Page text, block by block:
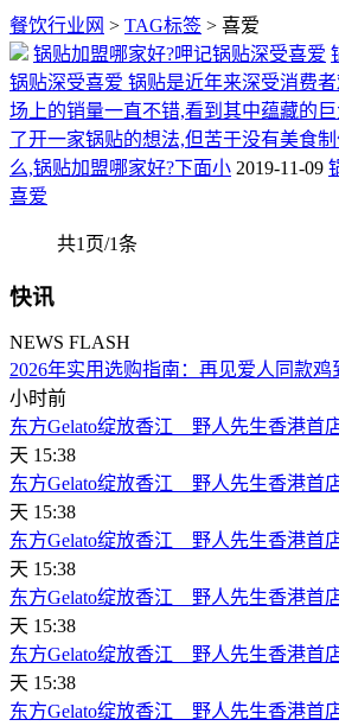
餐饮行业网 > TAG标签 > 喜爱
锅贴加盟哪家好?呷记锅贴深受喜爱
锅贴深受喜爱 锅贴是近年来深受消费
场上的销量一直不错,看到其中蕴藏的
了开一家锅贴的想法,但苦于没有美食
么,锅贴加盟哪家好?下面小 2019-11-09
喜爱
共1页/1条
快讯
NEWS FLASH
2026年实用选购指南：再见爱人同款鸡
小时前
东方Gelato绽放香江 野人先生香港首
天 15:38
东方Gelato绽放香江 野人先生香港首
天 15:38
东方Gelato绽放香江 野人先生香港首
天 15:38
东方Gelato绽放香江 野人先生香港首
天 15:38
东方Gelato绽放香江 野人先生香港首
天 15:38
东方Gelato绽放香江 野人先生香港首